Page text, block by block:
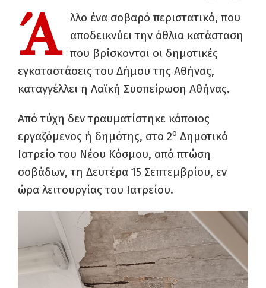
Ά
λλο ένα σοβαρό περιστατικό, που
αποδεικνύει την άθλια κατάσταση
που βρίσκονται οι δημοτικές
εγκαταστάσεις του Δήμου της Αθήνας,
καταγγέλλει η Λαϊκή Συσπείρωση Αθήνας.
Από τύχη δεν τραυματίστηκε κάποιος
εργαζόμενος ή δημότης, στο 2ο Δημοτικό
Ιατρείο του Νέου Κόσμου, από πτώση
σοβάδων, τη Δευτέρα 15 Σεπτεμβρίου, εν
ώρα λειτουργίας του Ιατρείου.